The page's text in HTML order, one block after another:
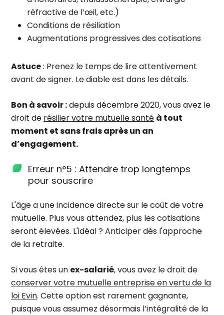
réfractive de l’œil, etc.)
Conditions de résiliation
Augmentations progressives des cotisations
Astuce: Prenez le temps de lire attentivement
avant de signer. Le diable est dans les détails.
Bon à savoir :depuis décembre 2020, vous avez le
droit de résilier votre mutuelle santé à tout
moment et sans frais après un an
d’engagement.
Erreur n°5 : Attendre trop longtemps
pour souscrire
L'âge a une incidence directe sur le coût de votre
mutuelle. Plus vous attendez, plus les cotisations
seront élevées. L'idéal ? Anticiper dès l'approche
de la retraite.
Si vous êtes un ex-salarié, vous avez le droit de
conserver votre mutuelle entreprise en vertu de la
loi Evin. Cette option est rarement gagnante,
puisque vous assumez désormais l’intégralité de la